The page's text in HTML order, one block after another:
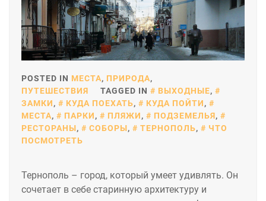
POSTED IN МЕСТА, ПРИРОДА,
ПУТЕШЕСТВИЯ
TAGGED IN ВЫХОДНЫЕ,
ЗАМКИ, КУДА ПОЕХАТЬ, КУДА ПОЙТИ,
МЕСТА, ПАРКИ, ПЛЯЖИ, ПОДЗЕМЕЛЬЯ,
РЕСТОРАНЫ, СОБОРЫ, ТЕРНОПОЛЬ,
ЧТО
ПОСМОТРЕТЬ
Тернополь – город, который умеет удивлять. Он
сочетает в себе старинную архитектуру и